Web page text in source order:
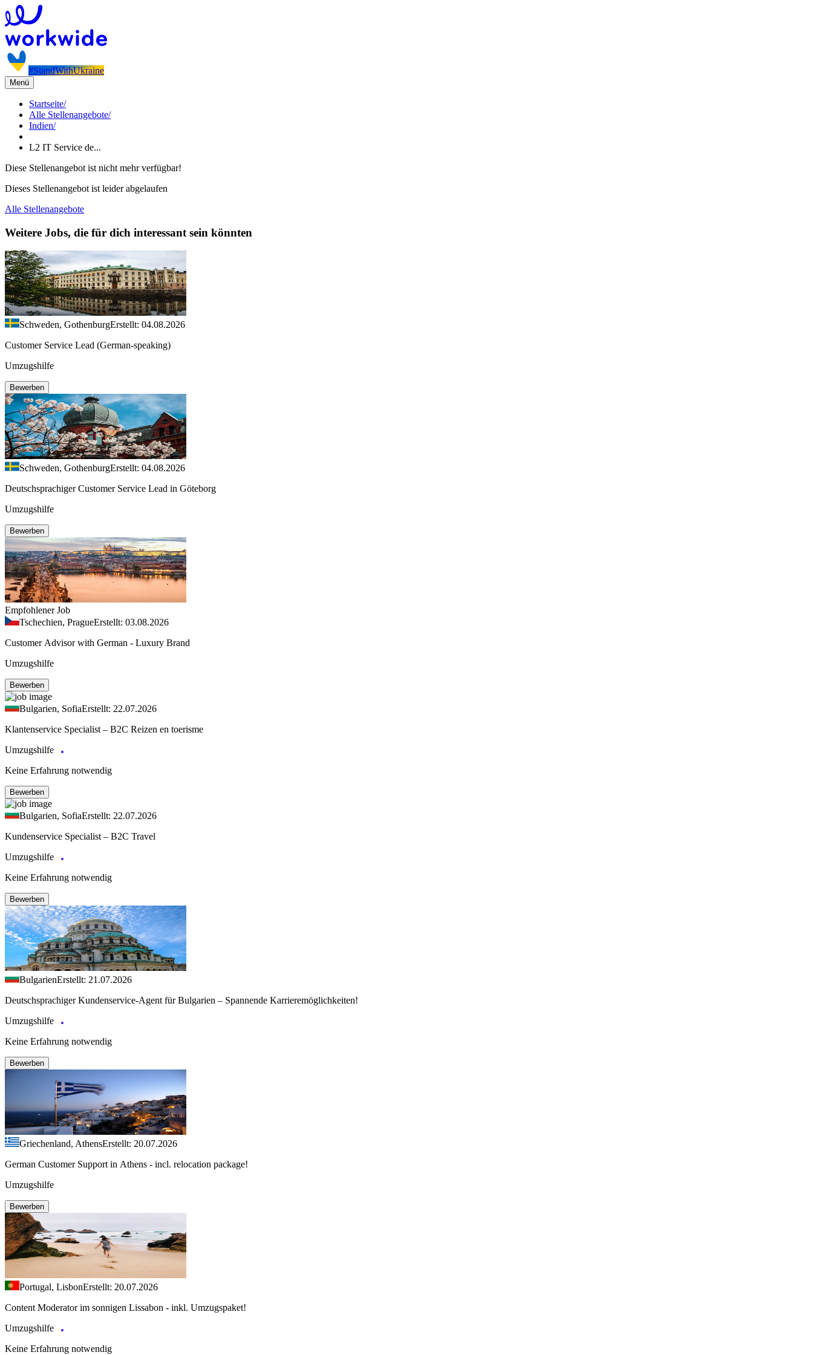
#StandWithUkraine
Menü
Startseite/
Alle Stellenangebote/
Indien/
L2 IT Service de...
Diese Stellenangebot ist nicht mehr verfügbar!
Dieses Stellenangebot ist leider abgelaufen
Alle Stellenangebote
Weitere Jobs, die für dich interessant sein könnten
Schweden, GothenburgErstellt: 04.08.2026
Customer Service Lead (German-speaking)
Umzugshilfe
Bewerben
Schweden, GothenburgErstellt: 04.08.2026
Deutschsprachiger Customer Service Lead in Göteborg
Umzugshilfe
Bewerben
Empfohlener Job
Tschechien, PragueErstellt: 03.08.2026
Customer Advisor with German - Luxury Brand
Umzugshilfe
Bewerben
Bulgarien, SofiaErstellt: 22.07.2026
Klantenservice Specialist – B2C Reizen en toerisme
Umzugshilfe
Keine Erfahrung notwendig
Bewerben
Bulgarien, SofiaErstellt: 22.07.2026
Kundenservice Specialist – B2C Travel
Umzugshilfe
Keine Erfahrung notwendig
Bewerben
BulgarienErstellt: 21.07.2026
Deutschsprachiger Kundenservice-Agent für Bulgarien – Spannende Karrieremöglichkeiten!
Umzugshilfe
Keine Erfahrung notwendig
Bewerben
Griechenland, AthensErstellt: 20.07.2026
German Customer Support in Athens - incl. relocation package!
Umzugshilfe
Bewerben
Portugal, LisbonErstellt: 20.07.2026
Content Moderator im sonnigen Lissabon - inkl. Umzugspaket!
Umzugshilfe
Keine Erfahrung notwendig